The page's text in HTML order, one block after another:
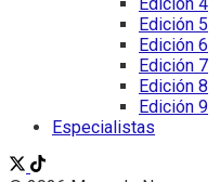
Edición 5
Edición 6
Edición 7
Edición 8
Edición 9
Especialistas